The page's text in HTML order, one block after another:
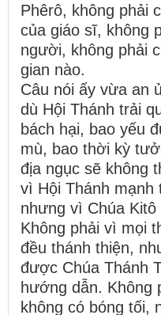
Phêrô, không phải
của giáo sĩ, không
người, không phải
gian nào.
Câu nói ấy vừa an
dù Hội Thánh trải
bách hại, bao yếu
mù, bao thời kỳ
địa ngục sẽ không
vì Hội Thánh mạnh
nhưng vì Chúa
Không phải vì mọi
đều thánh thiện,
được Chúa Thánh
hướng dẫn. Không
không có bóng tối,